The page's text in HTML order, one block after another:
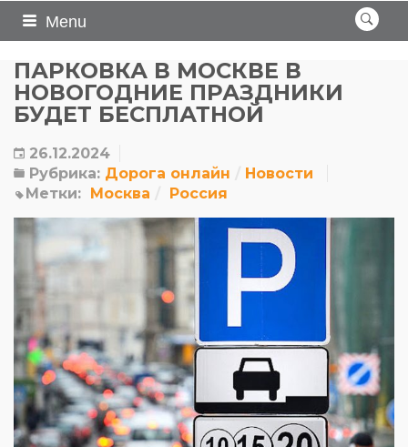
Menu
ПАРКОВКА В МОСКВЕ В
НОВОГОДНИЕ ПРАЗДНИКИ
БУДЕТ БЕСПЛАТНОЙ
26.12.2024
Рубрика: Дорога онлайн
Новости
Метки: Москва Россия